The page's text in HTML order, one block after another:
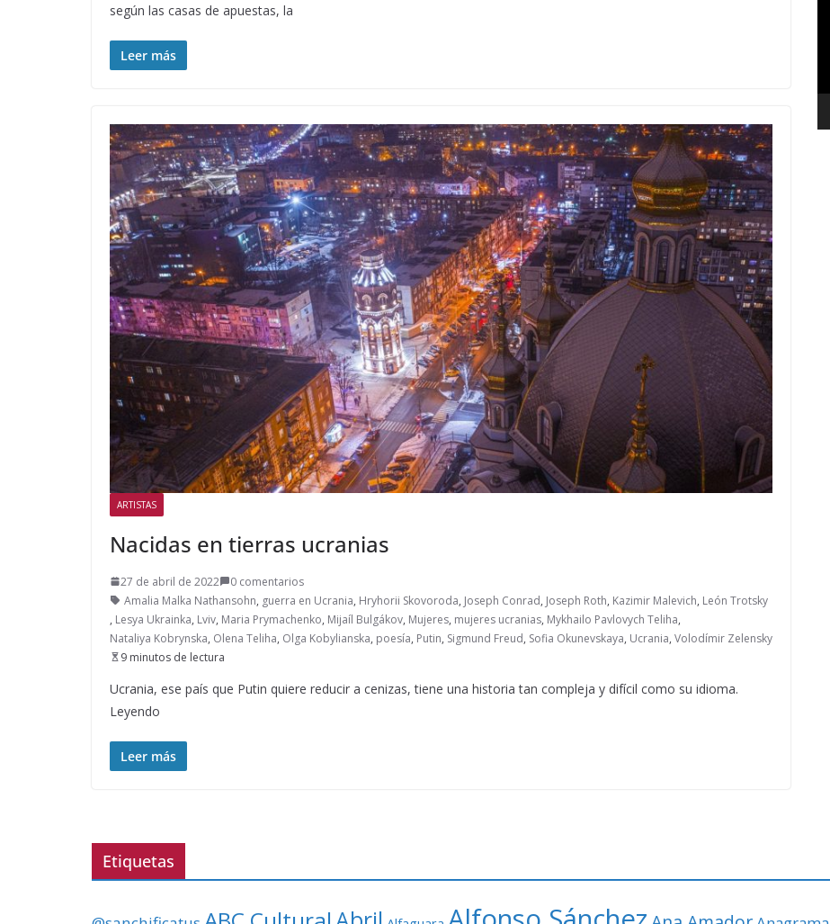
según las casas de apuestas, la
Leer más
ARTISTAS
Nacidas en tierras ucranias
27 de abril de 2022
0 comentarios
Amalia Malka Nathansohn, guerra en Ucrania, Hryhorii Skovoroda, Joseph Conrad, Joseph Roth, Kazimir Malevich, León Trotsky
, Lesya Ukrainka, Lviv, Maria Prymachenko, Mijaíl Bulgákov, Mujeres, mujeres ucranias, Mykhailo Pavlovych Teliha,
Nataliya Kobrynska, Olena Teliha, Olga Kobylianska, poesía, Putin, Sigmund Freud, Sofia Okunevskaya, Ucrania, Volodímir Zelensky
9 minutos de lectura
Ucrania, ese país que Putin quiere reducir a cenizas, tiene una historia tan compleja y difícil como su idioma.
Leyendo
Leer más
c
Etiquetas